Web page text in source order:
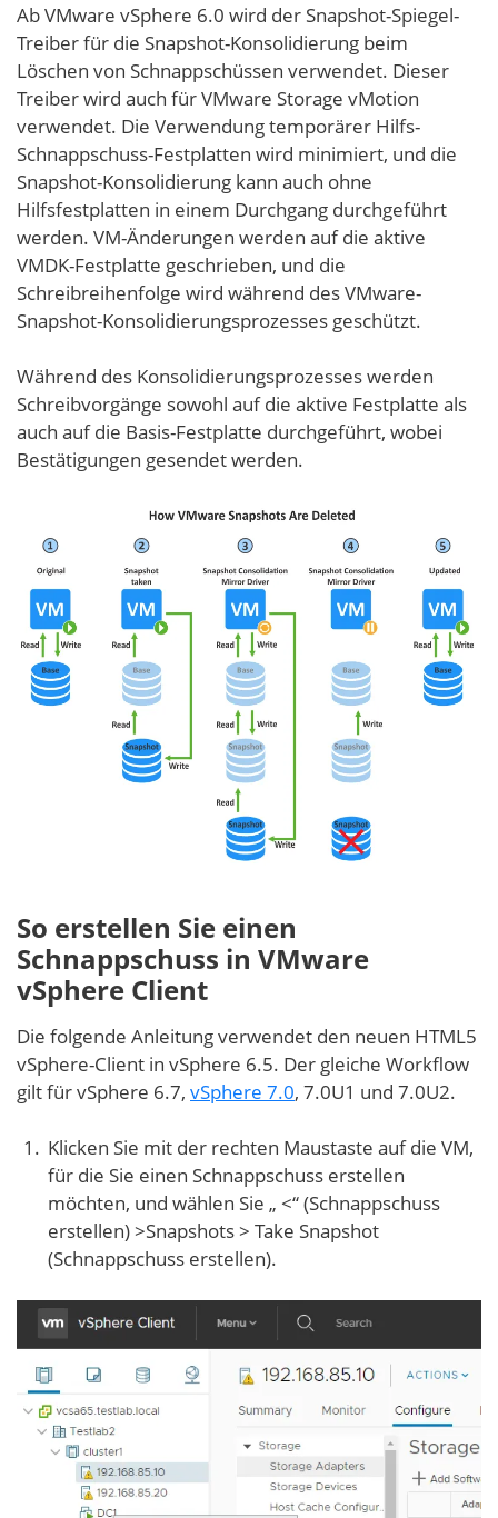
Ab VMware vSphere 6.0 wird der Snapshot-Spiegel-
Treiber für die Snapshot-Konsolidierung beim
Löschen von Schnappschüssen verwendet. Dieser
Treiber wird auch für VMware Storage vMotion
verwendet. Die Verwendung temporärer Hilfs-
Schnappschuss-Festplatten wird minimiert, und die
Snapshot-Konsolidierung kann auch ohne
Hilfsfestplatten in einem Durchgang durchgeführt
werden. VM-Änderungen werden auf die aktive
VMDK-Festplatte geschrieben, und die
Schreibreihenfolge wird während des VMware-
Snapshot-Konsolidierungsprozesses geschützt.
Während des Konsolidierungsprozesses werden
Schreibvorgänge sowohl auf die aktive Festplatte als
auch auf die Basis-Festplatte durchgeführt, wobei
Bestätigungen gesendet werden.
So erstellen Sie einen
Schnappschuss in VMware
vSphere Client
Die folgende Anleitung verwendet den neuen HTML5
vSphere-Client in vSphere 6.5. Der gleiche Workflow
gilt für vSphere 6.7, vSphere 7.0, 7.0U1 und 7.0U2.
Klicken Sie mit der rechten Maustaste auf die VM,
für die Sie einen Schnappschuss erstellen
möchten, und wählen Sie „ <“ (Schnappschuss
erstellen) >Snapshots > Take Snapshot
(Schnappschuss erstellen).